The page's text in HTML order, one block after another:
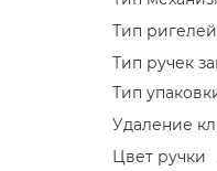
Тип ригелей
Тип ручек
Тип
Удаление
Цвет ручки